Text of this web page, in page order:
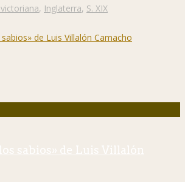
, Inglaterra, S. XIX
sabios» de Luis Villalón